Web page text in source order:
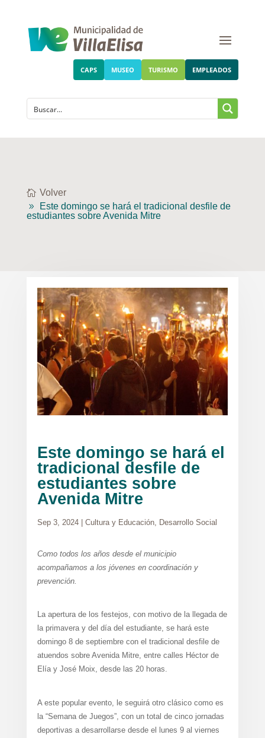
CAPS MUSEO TURISMO EMPLEADOS
Volver
Este domingo se hará el tradicional desfile de
estudiantes sobre Avenida Mitre
Este domingo se hará el
tradicional desfile de
estudiantes sobre
Avenida Mitre
Sep 3, 2024| Cultura y Educación, Desarrollo Social
Como todos los años desde el municipio
acompañamos a los jóvenes en coordinación y
prevención.
La apertura de los festejos, con motivo de la llegada de
la primavera y del día del estudiante, se hará este
domingo 8 de septiembre con el tradicional desfile de
atuendos sobre Avenida Mitre, entre calles Héctor de
Elía y José Moix, desde las 20 horas.
A este popular evento, le seguirá otro clásico como es
la “Semana de Juegos”, con un total de cinco jornadas
deportivas a desarrollarse desde el lunes 9 al viernes